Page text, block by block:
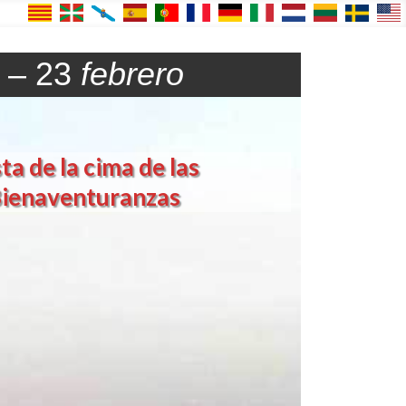
– 23 febrero
de la cima de las